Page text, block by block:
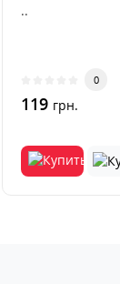
..
0
119 грн.